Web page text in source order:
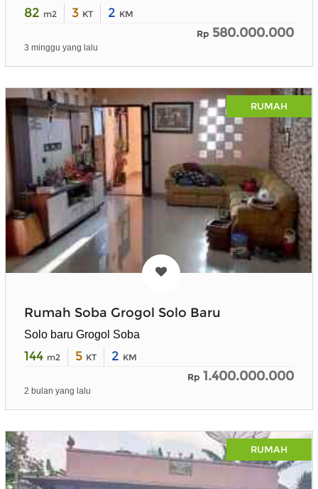
82 m2 3 KT 2 KM
Rp 580.000.000
3 minggu yang lalu
RUMAH
Rumah Soba Grogol Solo Baru
Solo baru Grogol Soba
144 m2 5 KT 2 KM
Rp 1.400.000.000
2 bulan yang lalu
RUMAH